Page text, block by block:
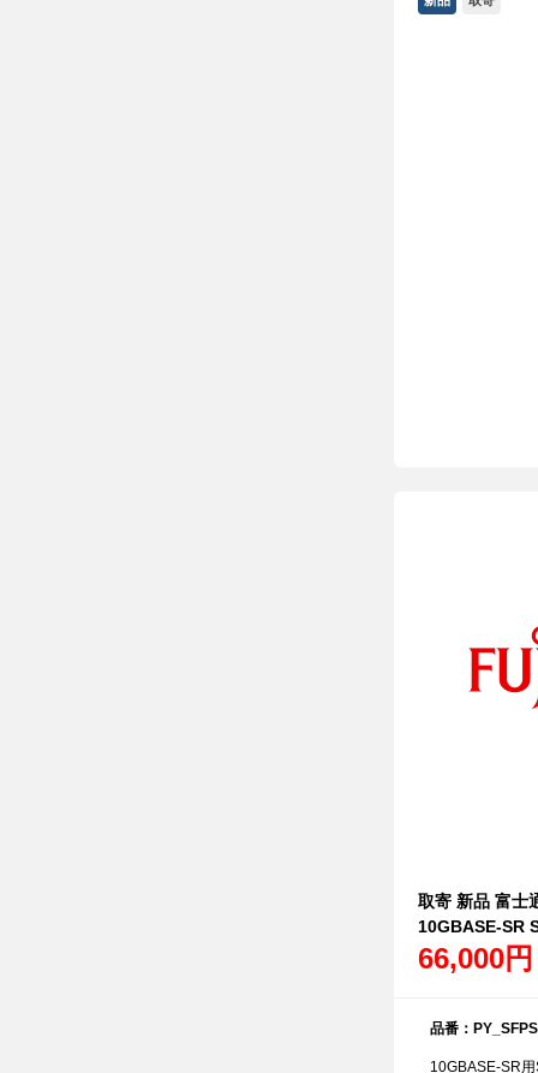
取寄 新品 富士
10GBASE-SR
66,000円
品番：
10GBASE-SR